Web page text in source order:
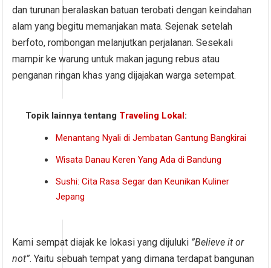
dan turunan beralaskan batuan terobati dengan keindahan
alam yang begitu memanjakan mata. Sejenak setelah
berfoto, rombongan melanjutkan perjalanan. Sesekali
mampir ke warung untuk makan jagung rebus atau
penganan ringan khas yang dijajakan warga setempat.
Topik lainnya tentang Traveling Lokal:
Menantang Nyali di Jembatan Gantung Bangkirai
Wisata Danau Keren Yang Ada di Bandung
Sushi: Cita Rasa Segar dan Keunikan Kuliner
Jepang
Kami sempat diajak ke lokasi yang dijuluki ”Believe it or
not”. Yaitu sebuah tempat yang dimana terdapat bangunan